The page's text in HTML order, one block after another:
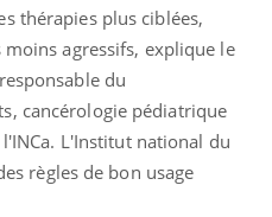
thérapies plus ciblées,
agressifs, explique le
du
cancérologie pédiatrique
L'Institut national du
règles de bon usage